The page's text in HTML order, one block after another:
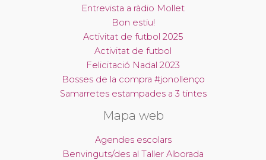
Entrevista a ràdio Mollet
Bon estiu!
Activitat de futbol 2025
Activitat de futbol
Felicitació Nadal 2023
Bosses de la compra #jonollenço
Samarretes estampades a 3 tintes
Mapa web
Agendes escolars
Benvinguts/des al Taller Alborada